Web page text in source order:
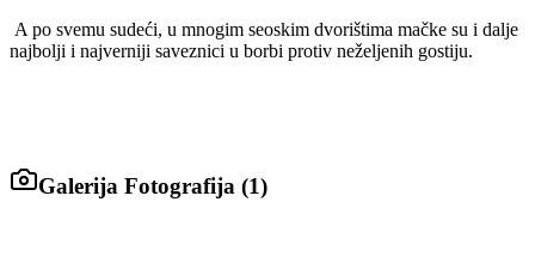
A po svemu sudeći, u mnogim seoskim dvorištima mačke su i dalje
najbolji i najverniji saveznici u borbi protiv neželjenih gostiju.
Galerija Fotografija (1)